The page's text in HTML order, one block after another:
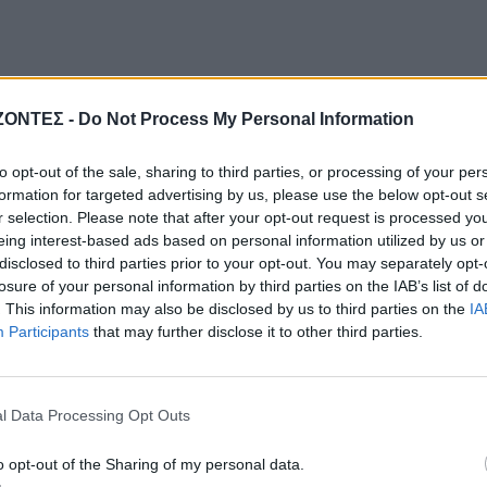
- Do Not Process My Personal Information
opt-out of the sale, sharing to third parties, or processing of your
for targeted advertising by us, please use the below opt-out
selection. Please note that after your opt-out request is processed
interest-based ads based on personal information utilized by us
to third parties prior to your opt-out. You may separately
of your personal information by third parties on the IAB’s list of
This information may also be disclosed by us to third parties on the
Participants that may further disclose it to other third parties.
Data Processing Opt Outs
opt-out of the Sharing of my personal data.
ΑΓΡΟΤΙΚΑ
Ποιοι θεωρούνται
αγρότες» – Τι θα
τις αγροτικές
ενισχύσεις
8 Αυγούστου 2026
ΝΟΜΌΣ ΧΑΝΊΩΝ
Χανιά: Νέες ειδικότητες
Σχολή Ανώτερης
Επαγγελματικής
– Οι ειδικότητες
8 Αυγούστου 2026